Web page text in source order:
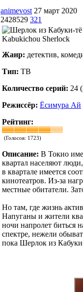
animevost 27 март 2020
2428529 321
Жанр: детектив,
Тип: ТВ
Количество серий: 24
Режиссёр: Ёсимура Ай
Рейтинг:
(Голосов: 1723)
Описание: В Токио
квартал населяют
в квартале имеется
кинотеатров. Из-за
местные обитатели.
Но там, где жизнь
Напуганы и жители
ночи напролет биться
спектре, нежели
пока Шерлок из